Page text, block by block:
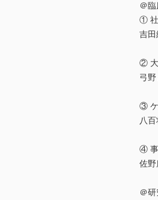
＠
① 社
吉田
② 大
弓
③ ケ
八
④ 事
佐野
＠